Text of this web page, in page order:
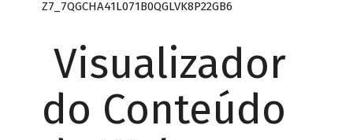
Z7_7QGCHA41L071B0QGLVK8P22GB6
Visualizador
do Conteúdo